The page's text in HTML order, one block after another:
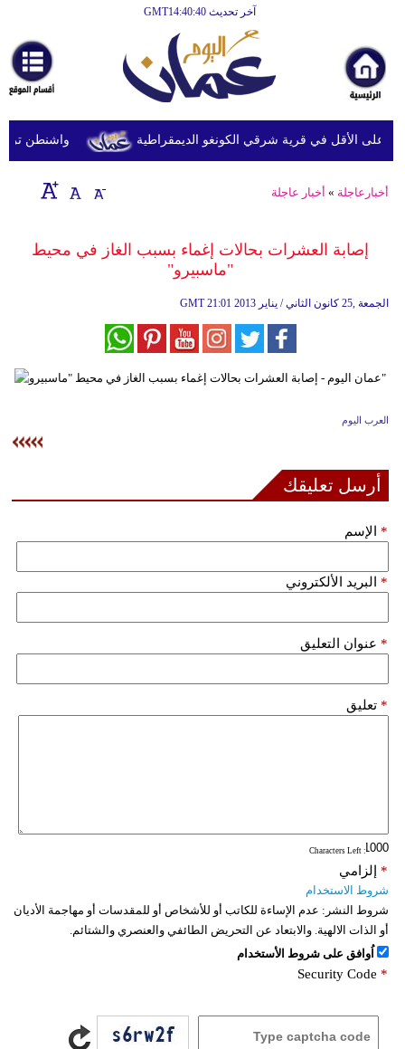
آخر تحديث GMT14:40:40
أخبارعاجلة
رياضة
ثقافة
إقتصاد
وموسيقى
سياحة
تعليم
علوم
وتكنولوجيا
بيئة
فيديو
واشنطن ترفع
أخبارعاجلة » أخبار عاجلة
إصابة العشرات بحالات إغماء بسبب الغاز في محيط
"ماسبيرو"
GMT 21:01 2013 الجمعة ,25 كانون الثاني / يناير
العرب اليوم
أرسل تعليقك
الإسم *
البريد الألكتروني *
عنوان التعليق *
تعليق *
: Characters Left
إلزامي *
شروط الاستخدام
شروط النشر: عدم الإساءة للكاتب أو للأشخاص أو للمقدسات أو مهاجمة الأديان
أو الذات الالهية. والابتعاد عن التحريض الطائفي والعنصري والشتائم.
اُوافق على شروط الأستخدام
Security Code *